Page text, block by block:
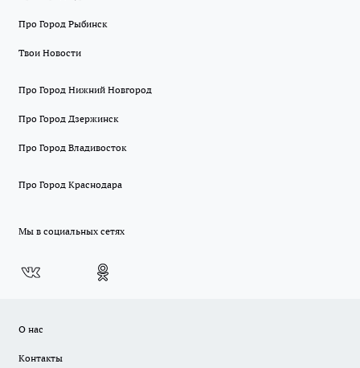
Про Город Рыбинск
Твои Новости
Про Город Нижний Новгород
Про Город Дзержинск
Про Город Владивосток
Про Город Краснодара
Мы в социальных сетях
О нас
Контакты